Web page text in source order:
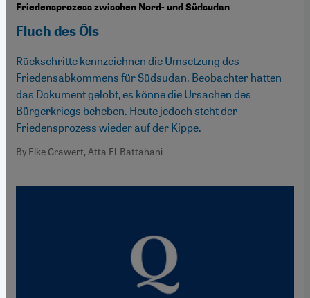
Friedensprozess zwischen Nord- und Südsudan
Fluch des Öls
Rückschritte kennzeichnen die Umsetzung des
Friedensabkommens für Südsudan. Beobachter hatten
das Dokument gelobt, es könne die Ursachen des
Bürgerkriegs beheben. Heute jedoch steht der
Friedensprozess wieder auf der Kippe.
By Elke Grawert, Atta El-Battahani